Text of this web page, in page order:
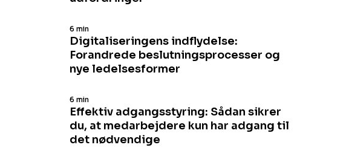
Digitaliseringens indflydelse:
Forandrede beslutningsprocesser og
nye ledelsesformer
6 min
Effektiv adgangsstyring: Sådan sikrer
du, at medarbejdere kun har adgang til
det nødvendige
6 min